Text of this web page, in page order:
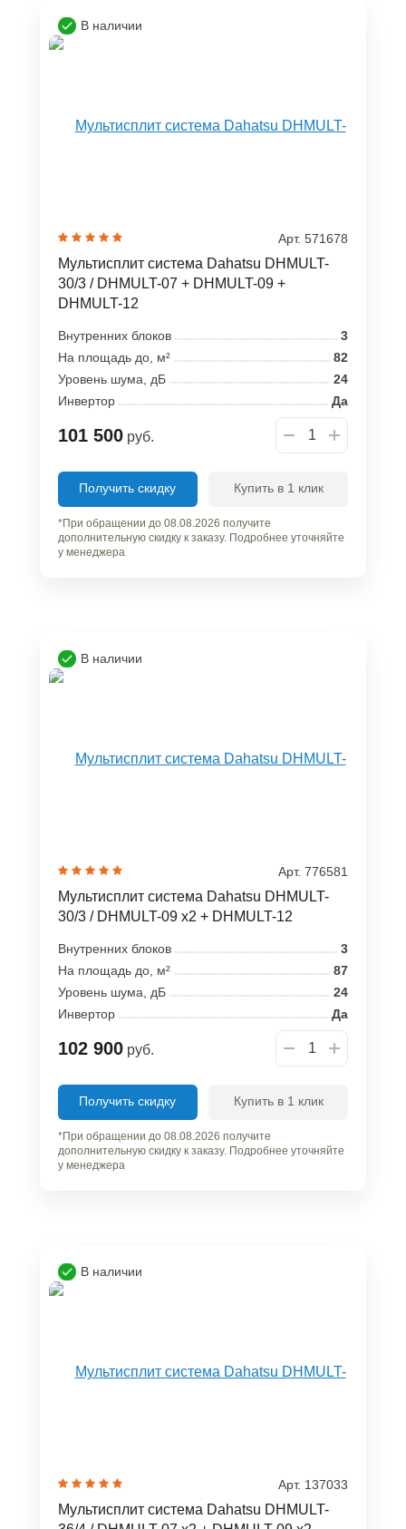
В наличии
Арт. 571678
Мультисплит система Dahatsu DHMULT-
30/3 / DHMULT-07 + DHMULT-09 +
DHMULT-12
Внутренних блоков
3
На площадь до, м²
82
Уровень шума, дБ
24
Инвертор
Да
101 500 руб.
Получить скидку Купить в 1 клик
*При обращении до 08.08.2026 получите
дополнительную скидку к заказу. Подробнее уточняйте
у менеджера
В наличии
Арт. 776581
Мультисплит система Dahatsu DHMULT-
30/3 / DHMULT-09 x2 + DHMULT-12
Внутренних блоков
3
На площадь до, м²
87
Уровень шума, дБ
24
Инвертор
Да
102 900 руб.
Получить скидку Купить в 1 клик
*При обращении до 08.08.2026 получите
дополнительную скидку к заказу. Подробнее уточняйте
у менеджера
В наличии
Арт. 137033
Мультисплит система Dahatsu DHMULT-